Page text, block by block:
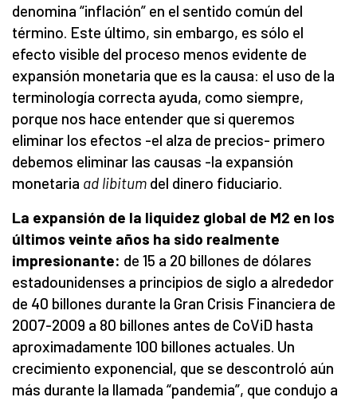
denomina “inflación” en el sentido común del
término. Este último, sin embargo, es sólo el
efecto visible del proceso menos evidente de
expansión monetaria que es la causa: el uso de la
terminología correcta ayuda, como siempre,
porque nos hace entender que si queremos
eliminar los efectos -el alza de precios- primero
debemos eliminar las causas -la expansión
monetaria ad libitum del dinero fiduciario.
La expansión de la liquidez global de M2 ​​en los
últimos veinte años ha sido realmente
impresionante: de 15 a 20 billones de dólares
estadounidenses a principios de siglo a alrededor
de 40 billones durante la Gran Crisis Financiera de
2007-2009 a 80 billones antes de CoViD hasta
aproximadamente 100 billones actuales. Un
crecimiento exponencial, que se descontroló aún
más durante la llamada “pandemia”, que condujo a